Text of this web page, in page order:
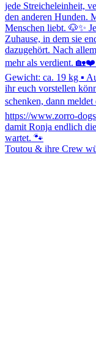
Toutou & ihre Crew